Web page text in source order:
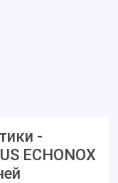
-
ECHONOX